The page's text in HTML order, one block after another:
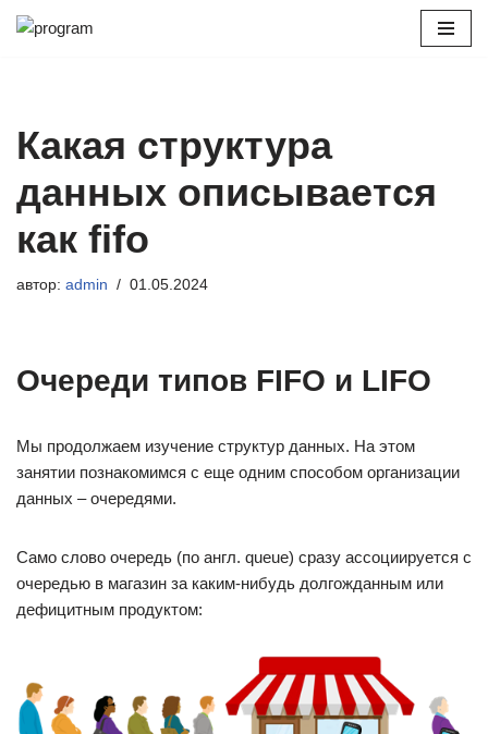
Какая структура
данных описывается
как fifo
автор: admin 01.05.2024
Очереди типов FIFO и LIFO
Мы продолжаем изучение структур данных. На этом
занятии познакомимся с еще одним способом организации
данных – очередями.
Само слово очередь (по англ. queue) сразу ассоциируется с
очередью в магазин за каким-нибудь долгожданным или
дефицитным продуктом: